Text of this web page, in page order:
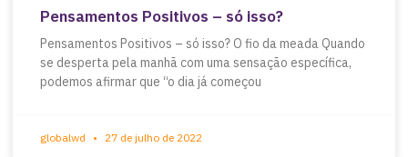
Pensamentos Positivos – só isso?
Pensamentos Positivos – só isso? O fio da meada Quando
se desperta pela manhã com uma sensação específica,
podemos afirmar que “o dia já começou
globalwd 27 de julho de 2022